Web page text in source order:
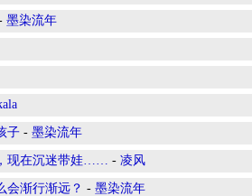
墨染流年
子 - 墨染流年
现在沉迷带娃…… - 凌风
会渐行渐远？ - 墨染流年